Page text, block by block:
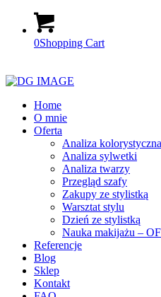
0Shopping Cart
Home
O mnie
Oferta
Analiza kolorystyczna
Analiza sylwetki
Analiza twarzy
Przegląd szafy
Zakupy ze stylistką
Warsztat stylu
Dzień ze stylistką
Nauka makijażu –
Referencje
Blog
Sklep
Kontakt